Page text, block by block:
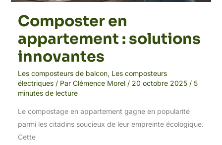
Composter en
appartement : solutions
innovantes
Les composteurs de balcon, Les composteurs
électriques/ Par Clémence Morel / 20 octobre 2025 / 5
minutes de lecture
Le compostage en appartement gagne en popularité
parmi les citadins soucieux de leur empreinte écologique.
Cette